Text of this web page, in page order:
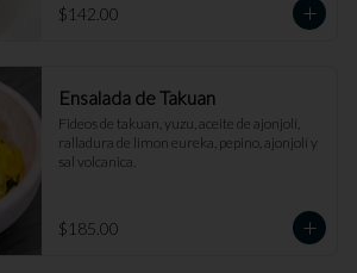
$142.00
Ensalada de Takuan
Fideos de takuan, yuzu, aceite de ajonjolí,
ralladura de limon eureka, pepino, ajonjolí y
sal volcanica.
$185.00